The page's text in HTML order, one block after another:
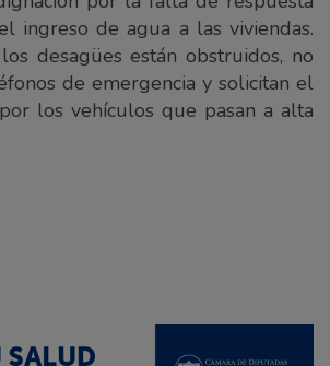
ingreso de agua a las viviendas.
desagües están obstruidos, no
de emergencia y solicitan el
los vehículos que pasan a alta